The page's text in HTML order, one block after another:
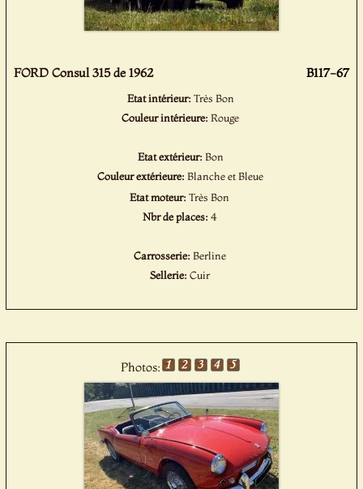
FORD Consul 315 de 1962 B117-67
Etat intérieur: Très Bon
Couleur intérieure:Rouge
Etat extérieur: Bon
Couleur extérieure:Blanche et Bleue
Etat moteur:Très Bon
Nbr de places: 4
Carrosserie: Berline
Sellerie: Cuir
Photos: